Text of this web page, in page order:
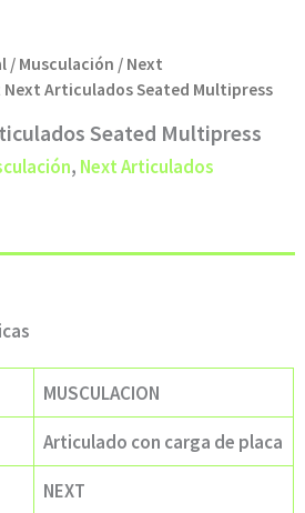
/ Musculación / Next
Next Articulados Seated Multipress
Seated Multipress
, Next Articulados
MUSCULACION
Articulado con carga de placa
NEXT